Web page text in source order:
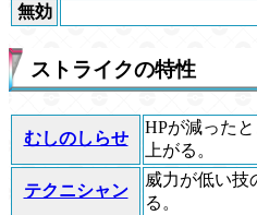
無効
ストライクの特性
むしのしらせ
HPが減った
上がる。
テクニシャン
威力が低い技
る。